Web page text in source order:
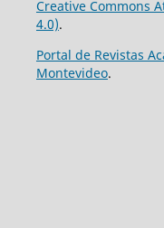
Creative Commons
4.0).
Portal de Revistas
Montevideo.